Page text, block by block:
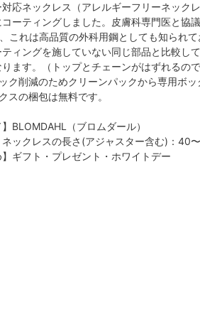
応ネックレス（アレルギーフリーネック
ーティングしました。皮膚科専門医と協
これは高品質の外科用鋼としても知られ
ティングを施していない同じ部品と比較
ます。（トップとチェーンがはずれるの
ク削減のためクリーンパックから専用ボッ
スの梱包は無料です。
】BLOMDAHL（ブロムダール）
ネックレスの長さ(アジャスター含む)：40
】ギフト・プレゼント・ホワイトデー